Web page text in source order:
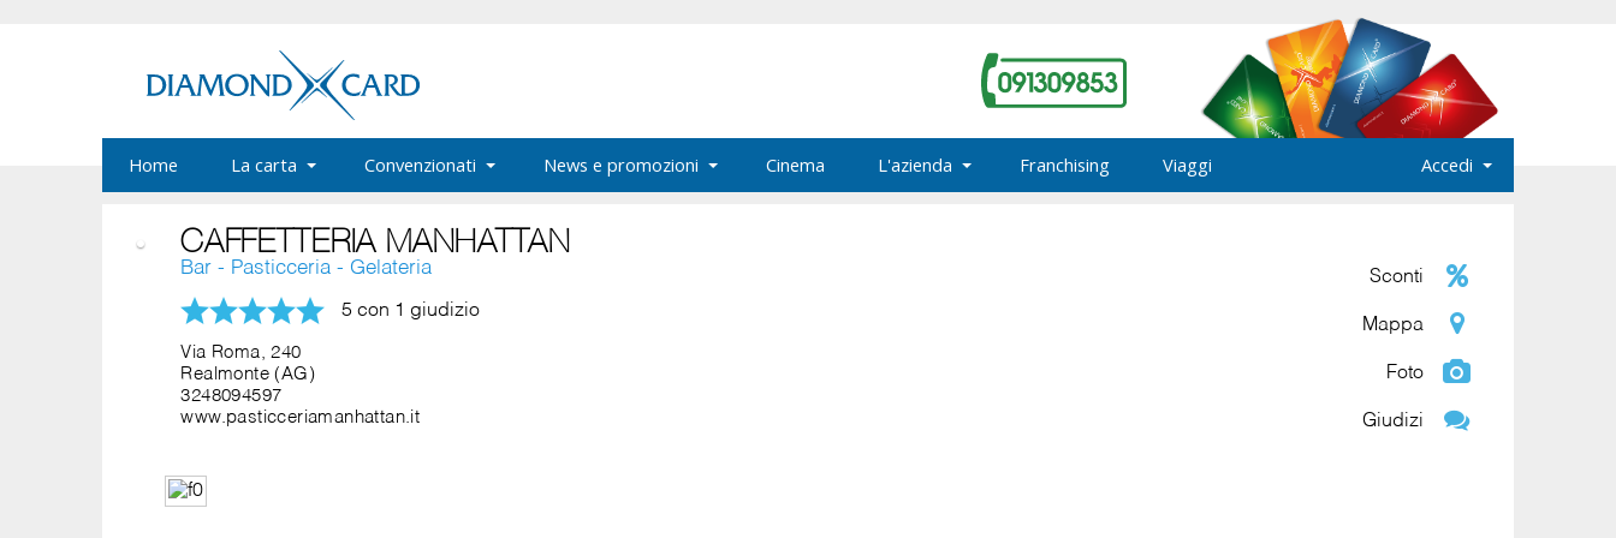
Home La carta Convenzionati News e promozioni Cinema L'azienda Franchising Viaggi Accedi
CAFFETTERIA MANHATTAN
Bar - Pasticceria - Gelateria
5 con 1 giudizio
Via Roma, 240
Realmonte (AG)
3248094597
www.pasticceriamanhattan.it
Sconti
Mappa
Foto
Giudizi